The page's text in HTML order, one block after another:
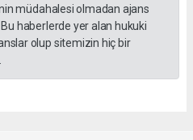
müdahalesi olmadan ajans
haberlerde yer alan hukuki
olup sitemizin hiç bir